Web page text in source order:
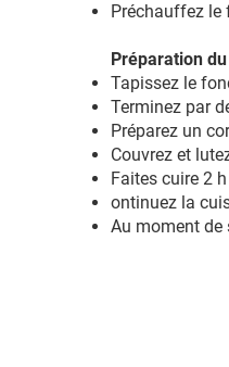
Préchauffez le
Préparation
Tapissez le
Terminez par
Préparez un
Couvrez et
Faites cuire 2
ontinuez la
Au moment de